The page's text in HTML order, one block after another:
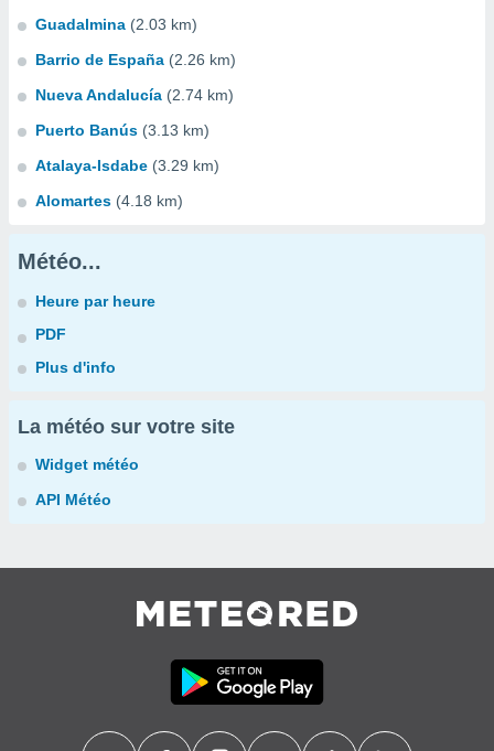
Guadalmina (2.03 km)
Barrio de España (2.26 km)
Nueva Andalucía (2.74 km)
Puerto Banús (3.13 km)
Atalaya-Isdabe (3.29 km)
Alomartes (4.18 km)
Météo...
Heure par heure
PDF
Plus d'info
La météo sur votre site
Widget météo
API Météo